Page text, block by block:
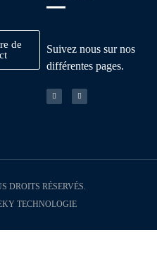
de
Suivez nous sur nos
différentes pages.
DROITS RÉSERVÉS.
TECHNOLOGIE